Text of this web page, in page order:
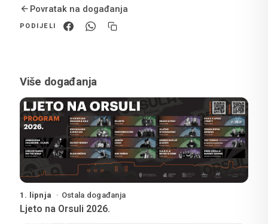
Povratak na događanja
PODIJELI
Više događanja
1. lipnja Ostala događanja
Ljeto na Orsuli 2026.